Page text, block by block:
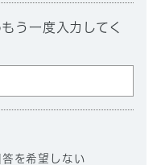
う一度入力してく
答を希望しない